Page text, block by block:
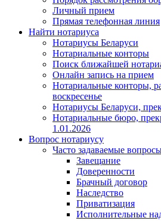
Личный прием
Прямая телефонная линия
Найти нотариуса
Нотариусы Беларуси
Нотариальные конторы
Поиск ближайшей
Онлайн запись на прием
Нотариальные конторы,
воскресенье
Нотариусы Беларуси,
Нотариальные бюро,
1.01.2026
Вопрос нотариусу
Часто задаваемые
Завещание
Доверенности
Брачный договор
Наследство
Приватизация
Исполнительные